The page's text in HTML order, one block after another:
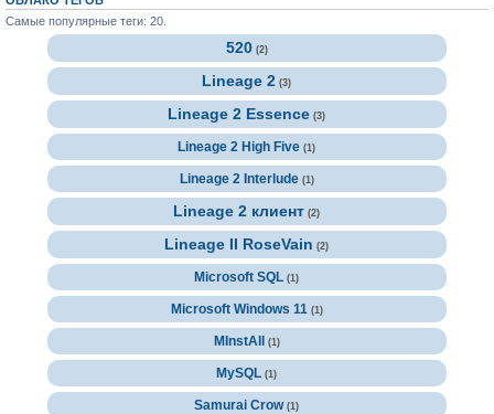
Самые популярные теги: 20.
520 (2)
Lineage 2 (3)
Lineage 2 Essence (3)
Lineage 2 High Five (1)
Lineage 2 Interlude (1)
Lineage 2 клиент (2)
Lineage II RoseVain (2)
Microsoft SQL (1)
Microsoft Windows 11 (1)
MInstAll (1)
MySQL (1)
Samurai Crow (1)